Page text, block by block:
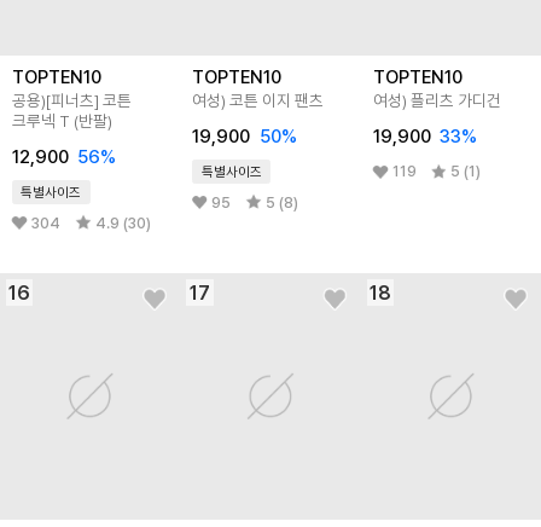
TOPTEN10
공용)[피너츠] 코튼
크루넥 T (반팔)
12,900 56%
특별사이즈
304 4.9 (30)
TOPTEN10
여성) 코튼 이지 팬츠
19,900 50%
특별사이즈
95 5 (8)
TOPTEN10
여성) 플리츠 가디건
19,900 33%
119 5 (1)
16 17 18